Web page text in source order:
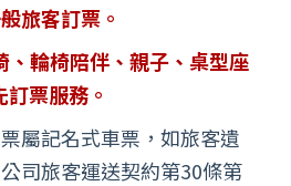
旅客訂票。
、輪椅陪伴、親子、桌型座
票服務。
屬記名式車票，如旅客遺
司旅客運送契約第30條第